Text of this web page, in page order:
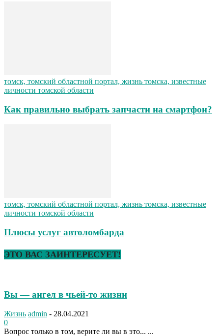
томск, томский областной портал, жизнь томска, известные
личности томской области
Как правильно выбрать запчасти на смартфон?
томск, томский областной портал, жизнь томска, известные
личности томской области
Плюсы услуг автоломбарда
ЭТО ВАС ЗАИНТЕРЕСУЕТ!
Вы — ангел в чьей-то жизни
Жизнь admin - 28.04.2021
0
Вопрос только в том, верите ли вы в это... ...